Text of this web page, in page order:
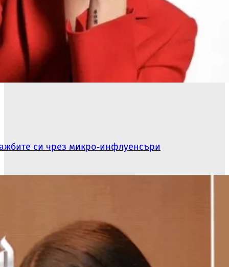
си чрез микро‑инфлуенсъри